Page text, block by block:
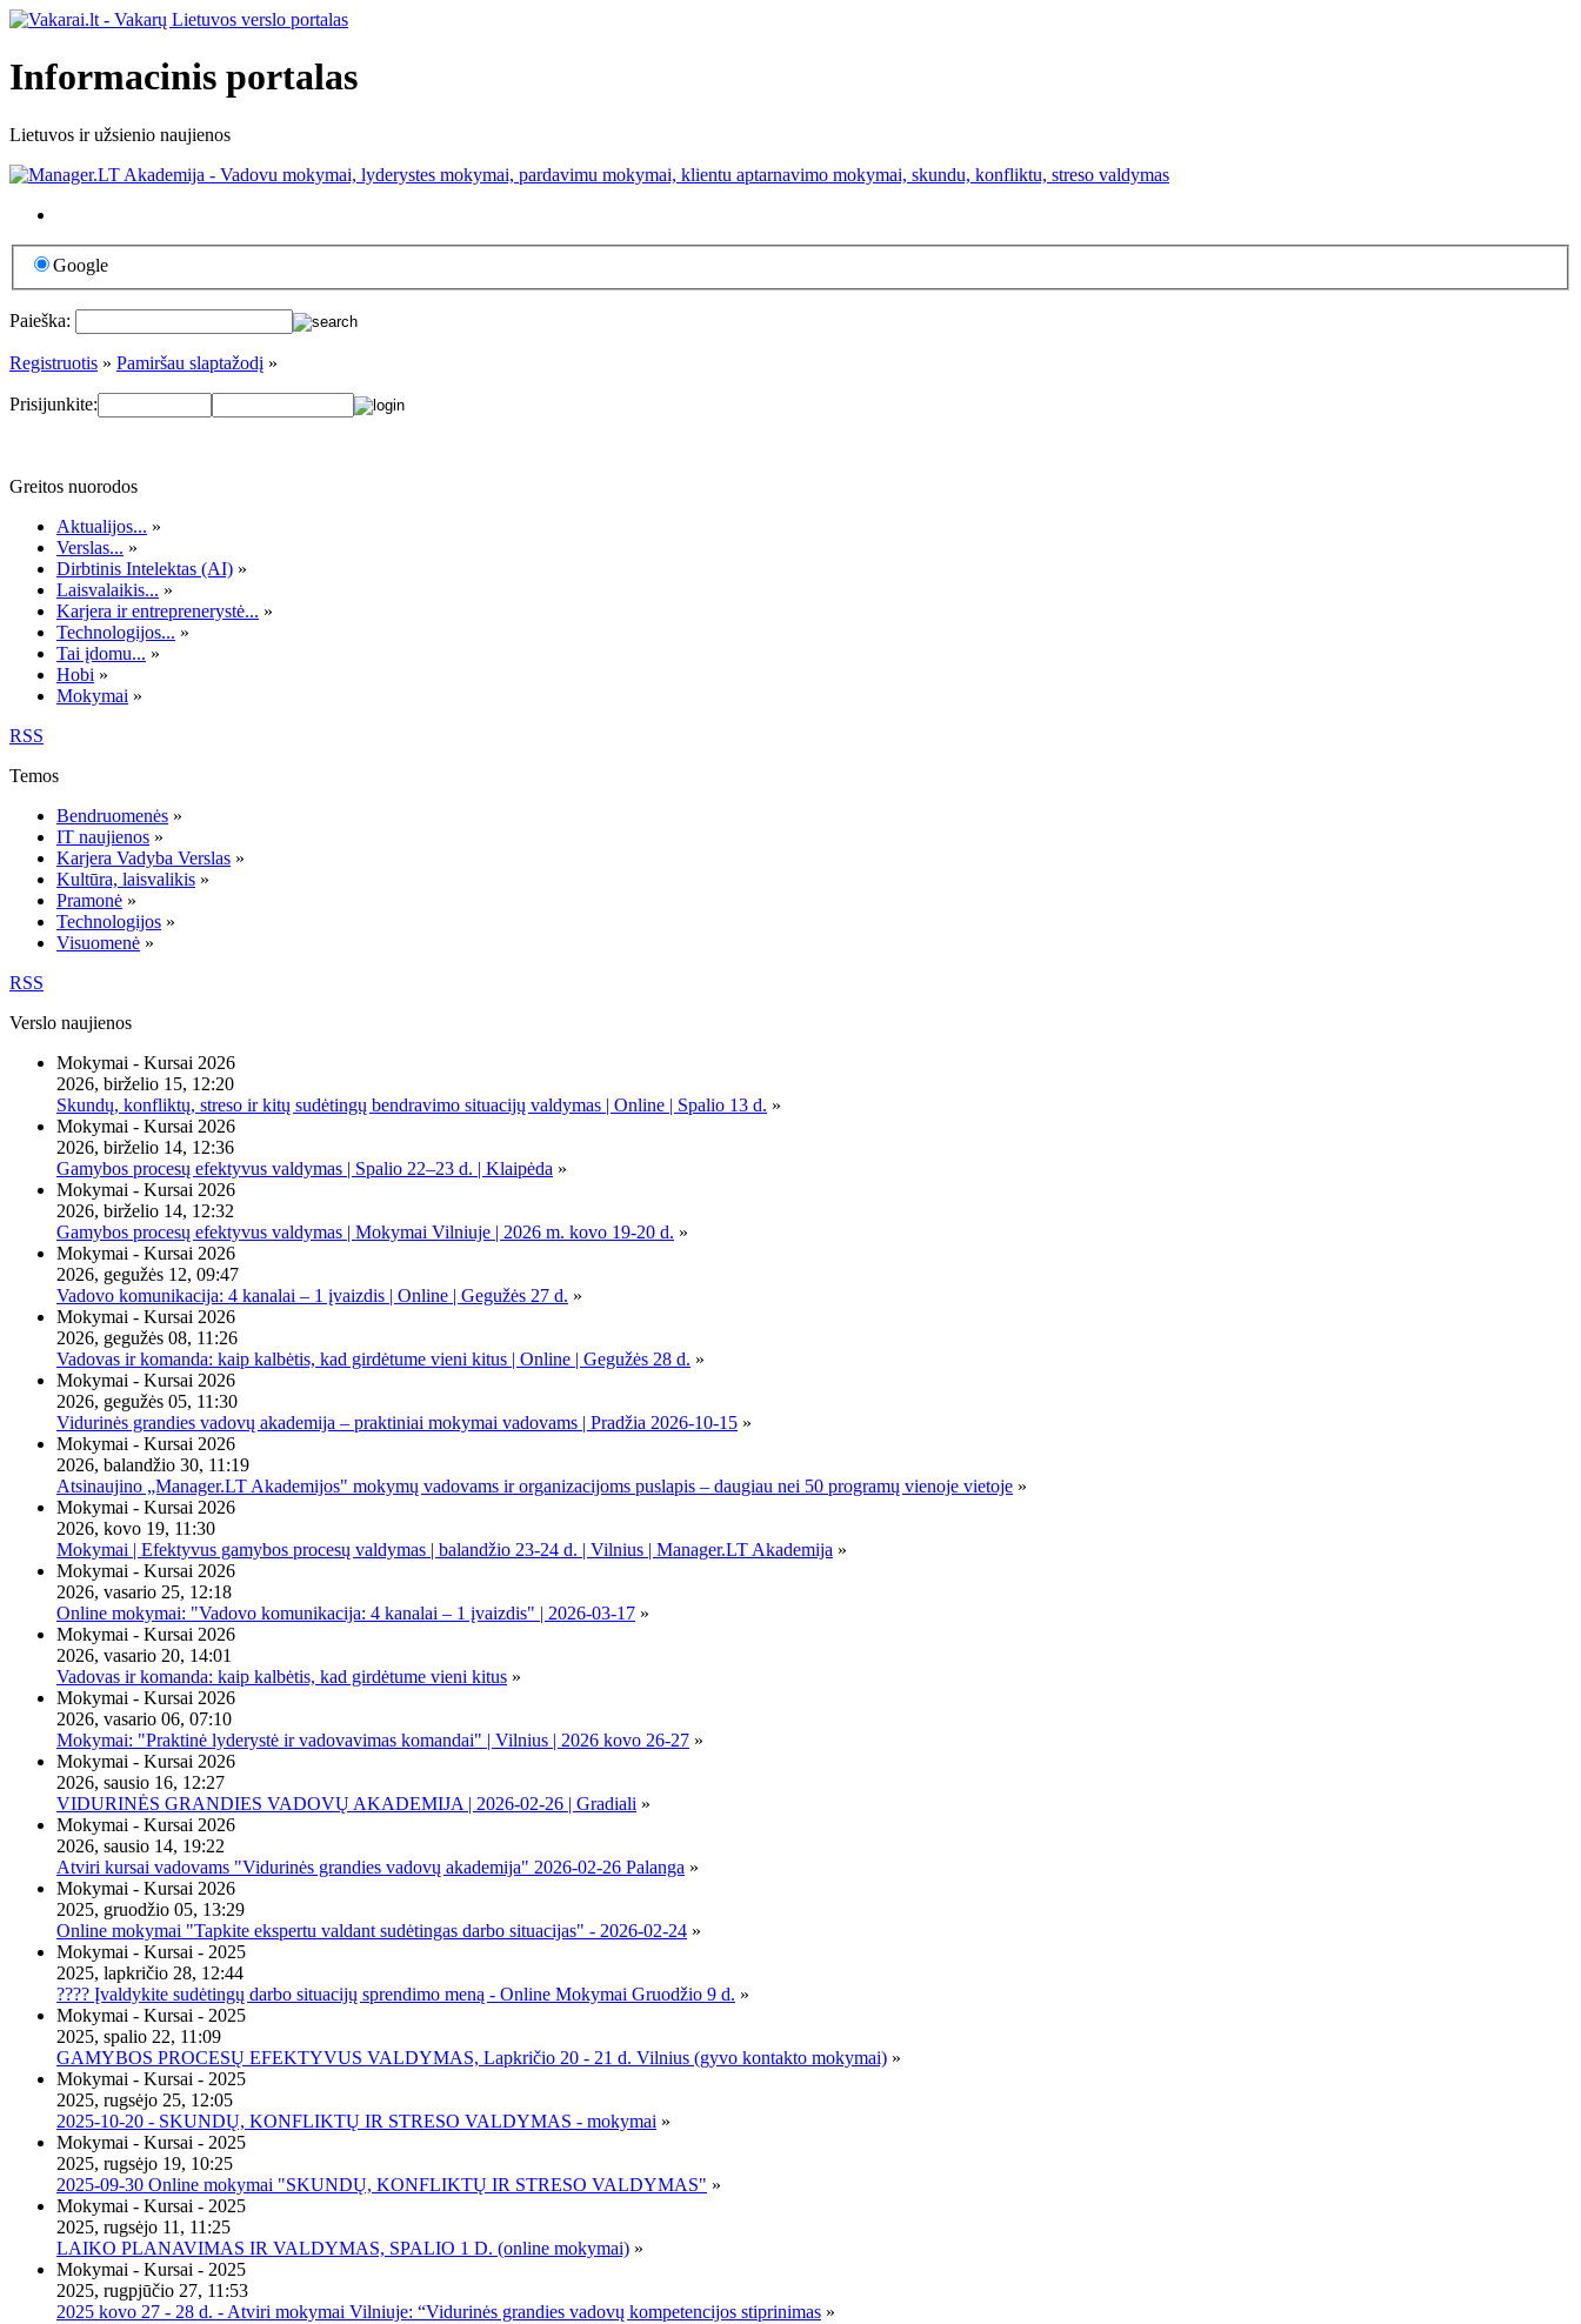
Informacinis portalas
Lietuvos ir užsienio naujienos
Google
Paieška:
Registruotis » Pamiršau slaptažodį »
Prisijunkite:
Greitos nuorodos
Aktualijos... »
Verslas... »
Dirbtinis Intelektas (AI) »
Laisvalaikis... »
Karjera ir entreprenerystė... »
Technologijos... »
Tai įdomu... »
Hobi »
Mokymai »
RSS
Temos
Bendruomenės »
IT naujienos »
Karjera Vadyba Verslas »
Kultūra, laisvalikis »
Pramonė »
Technologijos »
Visuomenė »
RSS
Verslo naujienos
Mokymai - Kursai 2026
2026, birželio 15, 12:20
Skundų, konfliktų, streso ir kitų sudėtingų bendravimo situacijų valdymas | Online | Spalio 13 d. »
Mokymai - Kursai 2026
2026, birželio 14, 12:36
Gamybos procesų efektyvus valdymas | Spalio 22–23 d. | Klaipėda »
Mokymai - Kursai 2026
2026, birželio 14, 12:32
Gamybos procesų efektyvus valdymas | Mokymai Vilniuje | 2026 m. kovo 19-20 d. »
Mokymai - Kursai 2026
2026, gegužės 12, 09:47
Vadovo komunikacija: 4 kanalai – 1 įvaizdis | Online | Gegužės 27 d. »
Mokymai - Kursai 2026
2026, gegužės 08, 11:26
Vadovas ir komanda: kaip kalbėtis, kad girdėtume vieni kitus | Online | Gegužės 28 d. »
Mokymai - Kursai 2026
2026, gegužės 05, 11:30
Vidurinės grandies vadovų akademija – praktiniai mokymai vadovams | Pradžia 2026-10-15 »
Mokymai - Kursai 2026
2026, balandžio 30, 11:19
Atsinaujino „Manager.LT Akademijos" mokymų vadovams ir organizacijoms puslapis – daugiau nei 50 programų vienoje vietoje »
Mokymai - Kursai 2026
2026, kovo 19, 11:30
Mokymai | Efektyvus gamybos procesų valdymas | balandžio 23-24 d. | Vilnius | Manager.LT Akademija »
Mokymai - Kursai 2026
2026, vasario 25, 12:18
Online mokymai: "Vadovo komunikacija: 4 kanalai – 1 įvaizdis" | 2026-03-17 »
Mokymai - Kursai 2026
2026, vasario 20, 14:01
Vadovas ir komanda: kaip kalbėtis, kad girdėtume vieni kitus »
Mokymai - Kursai 2026
2026, vasario 06, 07:10
Mokymai: "Praktinė lyderystė ir vadovavimas komandai" | Vilnius | 2026 kovo 26-27 »
Mokymai - Kursai 2026
2026, sausio 16, 12:27
VIDURINĖS GRANDIES VADOVŲ AKADEMIJA | 2026-02-26 | Gradiali »
Mokymai - Kursai 2026
2026, sausio 14, 19:22
Atviri kursai vadovams "Vidurinės grandies vadovų akademija" 2026-02-26 Palanga »
Mokymai - Kursai 2026
2025, gruodžio 05, 13:29
Online mokymai "Tapkite ekspertu valdant sudėtingas darbo situacijas" - 2026-02-24 »
Mokymai - Kursai - 2025
2025, lapkričio 28, 12:44
???? Įvaldykite sudėtingų darbo situacijų sprendimo meną - Online Mokymai Gruodžio 9 d. »
Mokymai - Kursai - 2025
2025, spalio 22, 11:09
GAMYBOS PROCESŲ EFEKTYVUS VALDYMAS, Lapkričio 20 - 21 d. Vilnius (gyvo kontakto mokymai) »
Mokymai - Kursai - 2025
2025, rugsėjo 25, 12:05
2025-10-20 - SKUNDŲ, KONFLIKTŲ IR STRESO VALDYMAS - mokymai »
Mokymai - Kursai - 2025
2025, rugsėjo 19, 10:25
2025-09-30 Online mokymai "SKUNDŲ, KONFLIKTŲ IR STRESO VALDYMAS" »
Mokymai - Kursai - 2025
2025, rugsėjo 11, 11:25
LAIKO PLANAVIMAS IR VALDYMAS, SPALIO 1 D. (online mokymai) »
Mokymai - Kursai - 2025
2025, rugpjūčio 27, 11:53
2025 kovo 27 - 28 d. - Atviri mokymai Vilniuje: “Vidurinės grandies vadovų kompetencijos stiprinimas »